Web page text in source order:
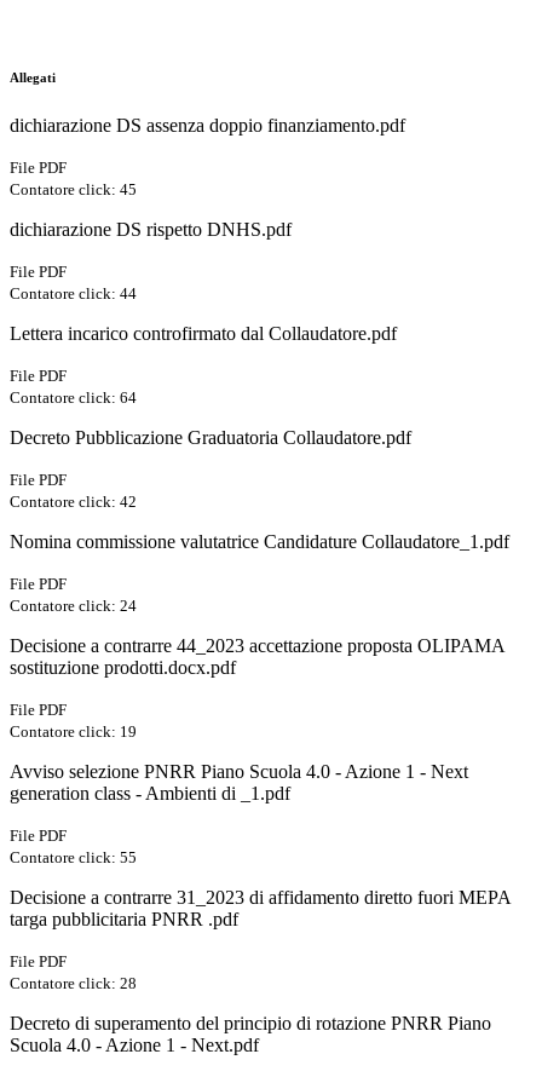
Allegati
dichiarazione DS assenza doppio finanziamento.pdf
File PDF
Contatore click: 45
dichiarazione DS rispetto DNHS.pdf
File PDF
Contatore click: 44
Lettera incarico controfirmato dal Collaudatore.pdf
File PDF
Contatore click: 64
Decreto Pubblicazione Graduatoria Collaudatore.pdf
File PDF
Contatore click: 42
Nomina commissione valutatrice Candidature Collaudatore_1.pdf
File PDF
Contatore click: 24
Decisione a contrarre 44_2023 accettazione proposta OLIPAMA
sostituzione prodotti.docx.pdf
File PDF
Contatore click: 19
Avviso selezione PNRR Piano Scuola 4.0 - Azione 1 - Next
generation class - Ambienti di _1.pdf
File PDF
Contatore click: 55
Decisione a contrarre 31_2023 di affidamento diretto fuori MEPA
targa pubblicitaria PNRR .pdf
File PDF
Contatore click: 28
Decreto di superamento del principio di rotazione PNRR Piano
Scuola 4.0 - Azione 1 - Next.pdf